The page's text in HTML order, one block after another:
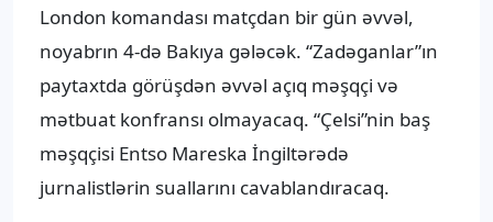
London komandası matçdan bir gün əvvəl,
noyabrın 4-də Bakıya gələcək. “Zadəganlar”ın
paytaxtda görüşdən əvvəl açıq məşqçi və
mətbuat konfransı olmayacaq. “Çelsi”nin baş
məşqçisi Entso Mareska İngiltərədə
jurnalistlərin suallarını cavablandıracaq.